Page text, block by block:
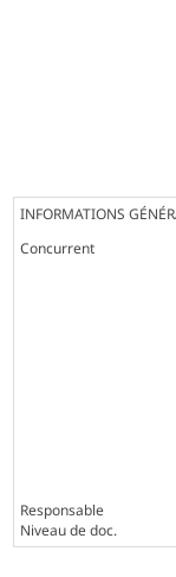
INFORMATIONS
Concurrent
Responsable
Niveau de doc.